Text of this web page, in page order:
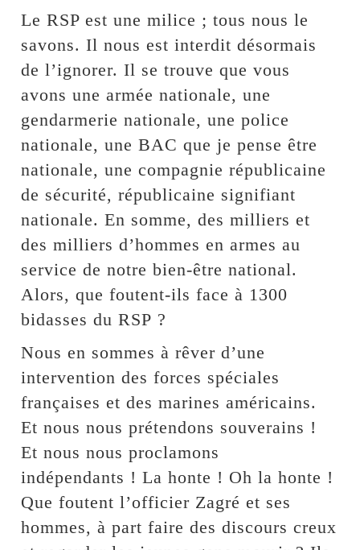
Le RSP est une milice ; tous nous le
savons. Il nous est interdit désormais
de l’ignorer. Il se trouve que vous
avons une armée nationale, une
gendarmerie nationale, une police
nationale, une BAC que je pense être
nationale, une compagnie républicaine
de sécurité, républicaine signifiant
nationale. En somme, des milliers et
des milliers d’hommes en armes au
service de notre bien-être national.
Alors, que foutent-ils face à 1300
bidasses du RSP ?
Nous en sommes à rêver d’une
intervention des forces spéciales
françaises et des marines américains.
Et nous nous prétendons souverains !
Et nous nous proclamons
indépendants ! La honte ! Oh la honte !
Que foutent l’officier Zagré et ses
hommes, à part faire des discours creux